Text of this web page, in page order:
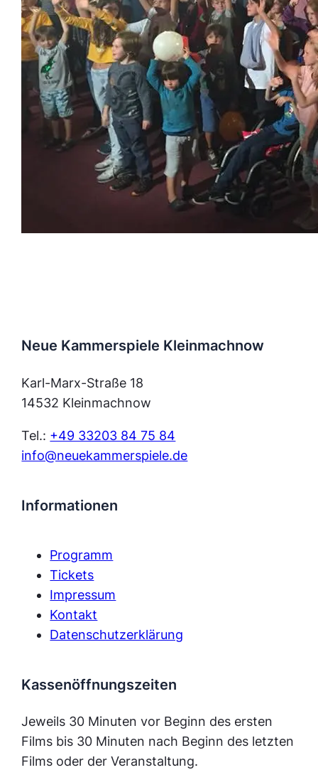
Neue Kammerspiele Kleinmachnow
Karl-Marx-Straße 18
14532 Kleinmachnow
Tel.: +49 33203 84 75 84
info@neuekammerspiele.de
Informationen
Programm
Tickets
Impressum
Kontakt
Datenschutzerklärung
Kassenöffnungszeiten
Jeweils 30 Minuten vor Beginn des ersten
Films bis 30 Minuten nach Beginn des letzten
Films oder der Veranstaltung.